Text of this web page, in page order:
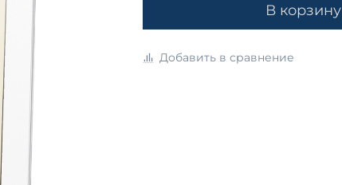
В корзину
Добавить в сравнение